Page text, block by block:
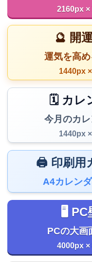
2160px ×
🔮 開
運気を高
1440px
🗓️ カレ
今月のカ
1440px
🖨️ 印刷用
A4カレン
🖥️ PC
PCの大画
4000px ×